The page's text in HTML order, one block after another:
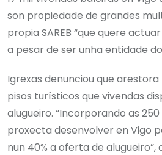
son propiedade de grandes
propia SAREB “que quere
a pesar de ser unha entidade
Igrexas denunciou que
pisos turísticos que vivendas
alugueiro. “Incorporando as 250
proxecta desenvolver en Vigo
nun 40% a oferta de